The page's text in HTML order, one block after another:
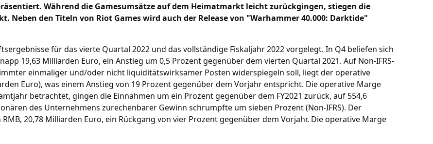
Während die Gamesumsätze auf dem Heimatmarkt leicht zurückgingen, stiegen die
Neben den Titeln von Riot Games wird auch der Release von "Warhammer 40.000: Darktide"
für das vierte Quartal 2022 und das vollständige Fiskaljahr 2022 vorgelegt. In Q4 beliefen sich
19,63 Milliarden Euro, ein Anstieg um 0,5 Prozent gegenüber dem vierten Quartal 2021. Auf Non-IFRS-
einmaliger und/oder nicht liquiditätswirksamer Posten widerspiegeln soll, liegt der operative
Euro), was einem Anstieg von 19 Prozent gegenüber dem Vorjahr entspricht. Die operative Marge
betrachtet, gingen die Einnahmen um ein Prozent gegenüber dem FY2021 zurück, auf 554,6
des Unternehmens zurechenbarer Gewinn schrumpfte um sieben Prozent (Non-IFRS). Der
20,78 Milliarden Euro, ein Rückgang von vier Prozent gegenüber dem Vorjahr. Die operative Marge